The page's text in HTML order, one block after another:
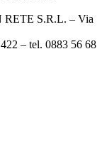
S.R.L. – Via
– tel. 0883 56 68